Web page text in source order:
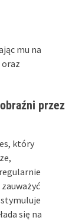
mu na
przez
który
się na